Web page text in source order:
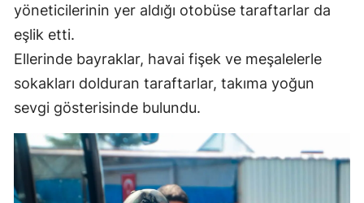
Mersin
İstanbul
Kars
yöneticilerinin yer aldığı otobüse taraftarlar da
eşlik etti.
Ellerinde bayraklar, havai fişek ve meşalelerle
sokakları dolduran taraftarlar, takıma yoğun
sevgi gösterisinde bulundu.